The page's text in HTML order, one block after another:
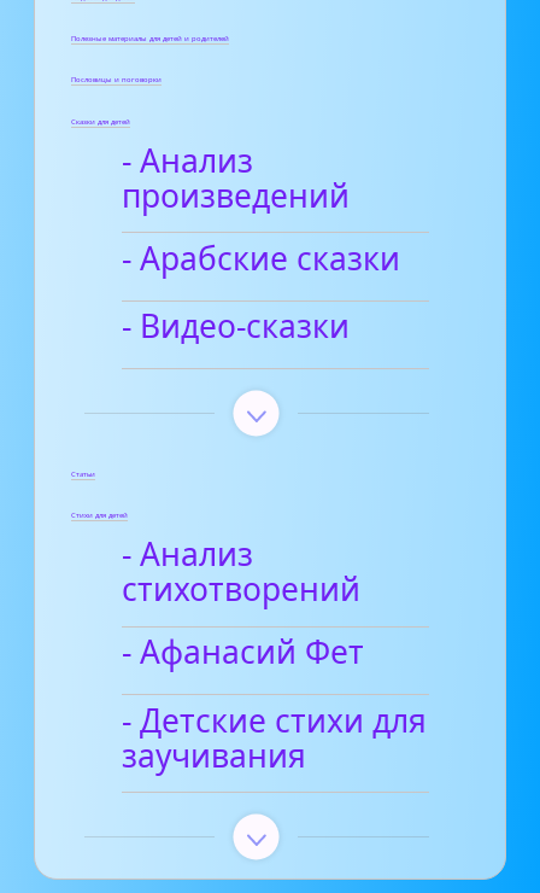
Полезные материалы для детей и родителей
Пословицы и поговорки
Сказки для детей
- Анализ
произведений
- Арабские сказки
- Видео-сказки
Статьи
Стихи для детей
- Анализ
стихотворений
- Афанасий Фет
- Детские стихи для
заучивания